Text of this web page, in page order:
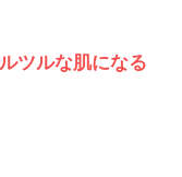
ツルな肌になる